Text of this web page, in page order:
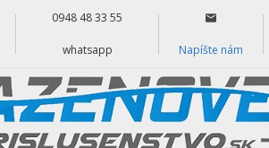
0948 48 33 55
whatsapp Napíšte nám